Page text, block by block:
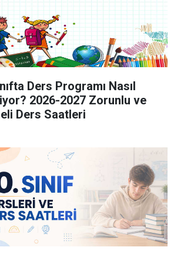
Ders Programı Nasıl
2026-2027 Zorunlu ve
Ders Saatleri